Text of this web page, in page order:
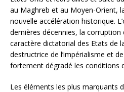
au Maghreb et au Moyen-Orient,
nouvelle accélération historique.
dernières décennies, la
caractère dictatorial des Etats de
destructrice de l’impérialisme et de
fortement dégradé les conditions
Les éléments les plus marquants